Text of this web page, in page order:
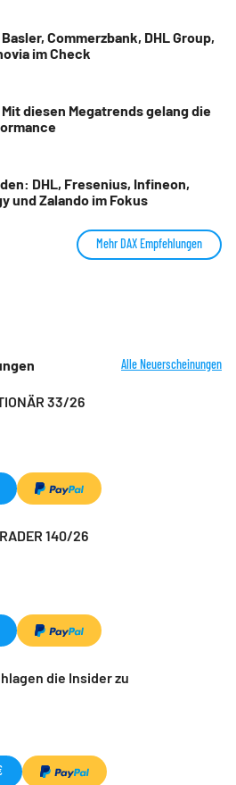
Commerzbank, DHL Group,
im Check
diesen Megatrends gelang die
DHL, Fresenius, Infineon,
und Zalando im Fokus
Mehr DAX Empfehlungen
Alle Neuerscheinungen
33/26
140/26
die Insider zu